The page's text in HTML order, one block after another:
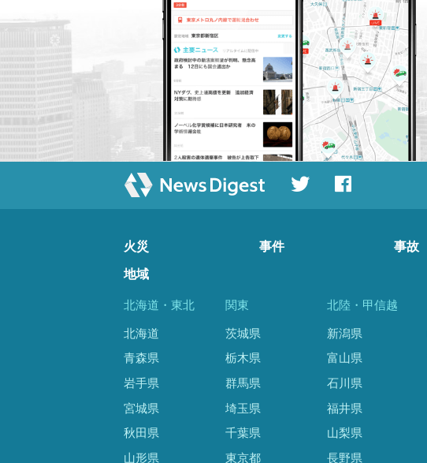
火災 事件 事故
地域
北海道・東北
北海道
青森県
岩手県
宮城県
秋田県
山形県
関東
茨城県
栃木県
群馬県
埼玉県
千葉県
東京都
北陸・甲信越
新潟県
富山県
石川県
福井県
山梨県
長野県